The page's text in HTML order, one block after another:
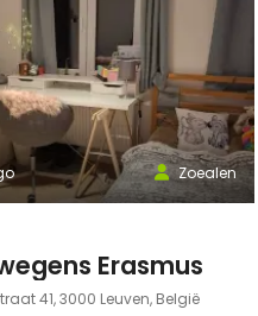
Zoealen
Erasmus
41, 3000 Leuven, België